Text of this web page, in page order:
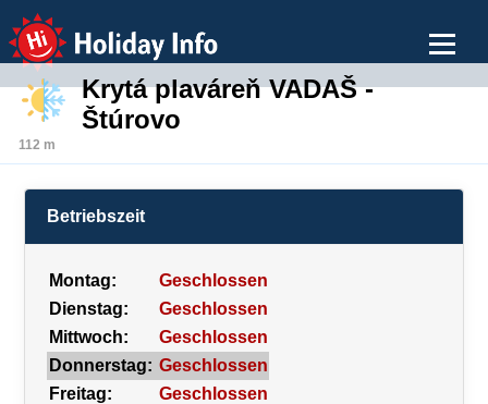
Holiday Info
Krytá plaváreň VADAŠ -
Štúrovo
112 m
Betriebszeit
Montag:
Geschlossen
Dienstag:
Geschlossen
Mittwoch:
Geschlossen
Donnerstag: Geschlossen
Freitag:
Geschlossen